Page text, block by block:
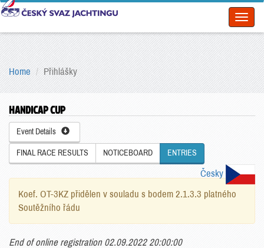
Home Přihlášky
HANDICAP CUP
Event Details
FINAL RACE RESULTS NOTICEBOARD ENTRIES
Česky
Koef. OT-3KZ přidělen v souladu s bodem 2.1.3.3 platného
Soutěžního řádu
End of online registration 02.09.2022 20:00:00